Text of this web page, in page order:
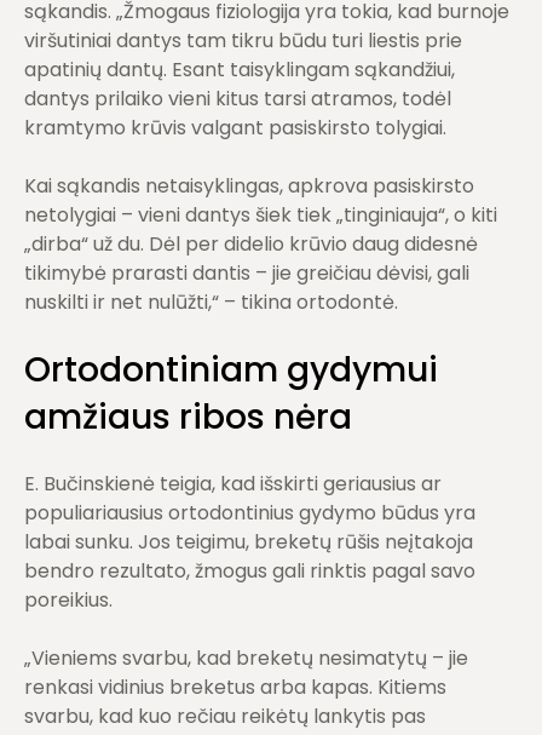
sąkandis. „Žmogaus fiziologija yra tokia, kad burnoje
viršutiniai dantys tam tikru būdu turi liestis prie
apatinių dantų. Esant taisyklingam sąkandžiui,
dantys prilaiko vieni kitus tarsi atramos, todėl
kramtymo krūvis valgant pasiskirsto tolygiai.
Kai sąkandis netaisyklingas, apkrova pasiskirsto
netolygiai – vieni dantys šiek tiek „tinginiauja“, o kiti
„dirba“ už du. Dėl per didelio krūvio daug didesnė
tikimybė prarasti dantis – jie greičiau dėvisi, gali
nuskilti ir net nulūžti,“ – tikina ortodontė.
Ortodontiniam gydymui
amžiaus ribos nėra
E. Bučinskienė teigia, kad išskirti geriausius ar
populiariausius ortodontinius gydymo būdus yra
labai sunku. Jos teigimu, breketų rūšis neįtakoja
bendro rezultato, žmogus gali rinktis pagal savo
poreikius.
„Vieniems svarbu, kad breketų nesimatytų – jie
renkasi vidinius breketus arba kapas. Kitiems
svarbu, kad kuo rečiau reikėtų lankytis pas